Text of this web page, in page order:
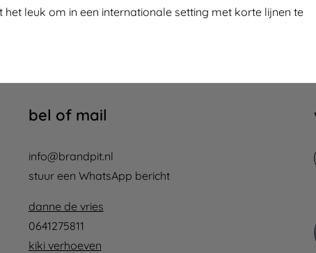
leuk om in een internationale setting met korte lijnen te
bel of mail
info@brandpit.nl
stuur een WhatsApp bericht
danne de vries
0641275811
kiki verhoeven